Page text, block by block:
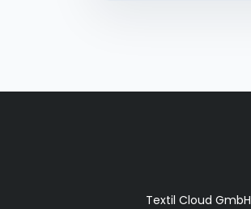
Textil Cloud GmbH